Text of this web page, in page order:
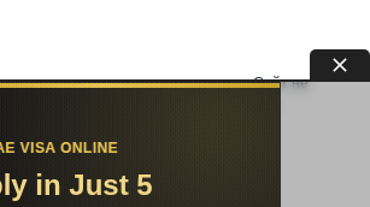
из открытых источников. Сайт не